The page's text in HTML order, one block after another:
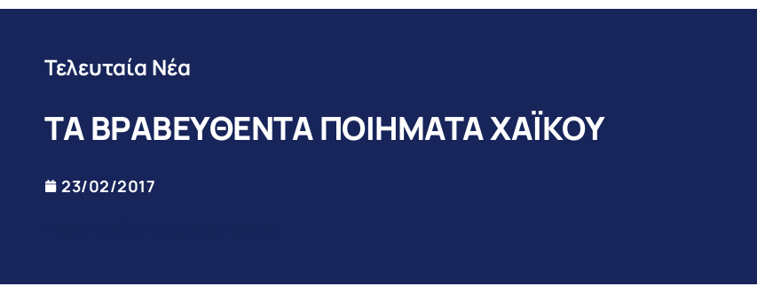
Τελευταία Νέα
ΤΑ ΒΡΑΒΕΥΘΕΝΤΑ ΠΟΙΗΜΑΤΑ ΧΑΪΚΟΥ
23/02/2017